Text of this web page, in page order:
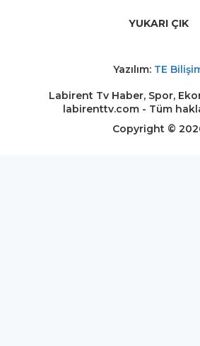
YUKARI ÇIK
Yazılım: TE
Labirent Tv Haber, Spor,
labirenttv.com - Tüm
Copyright ©